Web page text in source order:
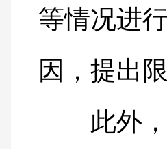
等情况进
因，提出
此外，